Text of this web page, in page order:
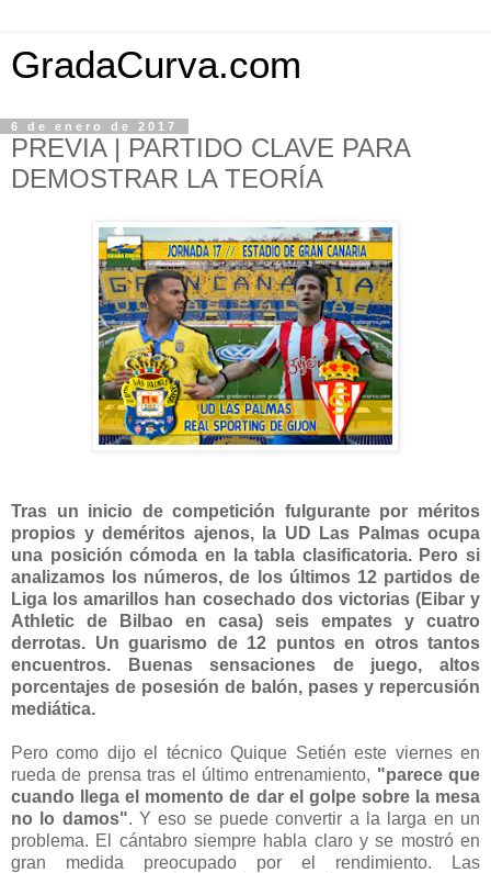
GradaCurva.com
6 de enero de 2017
PREVIA | PARTIDO CLAVE PARA
DEMOSTRAR LA TEORÍA
Tras un inicio de competición fulgurante por méritos
propios y deméritos ajenos, la UD Las Palmas ocupa
una posición cómoda en la tabla clasificatoria. Pero si
analizamos los números, de los últimos 12 partidos de
Liga los amarillos han cosechado dos victorias (Eibar y
Athletic de Bilbao en casa) seis empates y cuatro
derrotas. Un guarismo de 12 puntos en otros tantos
encuentros. Buenas sensaciones de juego, altos
porcentajes de posesión de balón, pases y repercusión
mediática.
Pero como dijo el técnico Quique Setién este viernes en
rueda de prensa tras el último entrenamiento, "parece que
cuando llega el momento de dar el golpe sobre la mesa
no lo damos". Y eso se puede convertir a la larga en un
problema. El cántabro siempre habla claro y se mostró en
gran medida preocupado por el rendimiento. Las